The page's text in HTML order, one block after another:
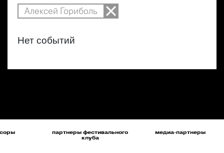
Алексей Гориболь
Нет событий
партнеры фестивального
клуба
медиа-партнеры